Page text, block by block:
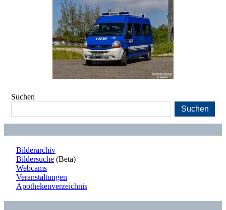
Suchen
Suchen
Bilderarchiv
Bildersuche (Beta)
Webcams
Veranstaltungen
Apothekenverzeichnis